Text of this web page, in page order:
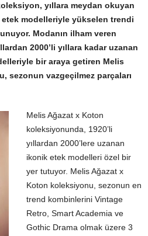
yıllara meydan okuyan
etek modelleriyle yükselen trendi
Modanın ilham veren
2000’li yıllara kadar uzanan
bir araya getiren Melis
sezonun vazgeçilmez parçaları
Melis Ağazat x Koton
koleksiyonunda, 1920’li
yıllardan 2000’lere uzanan
ikonik etek modelleri özel bir
yer tutuyor. Melis Ağazat x
Koton koleksiyonu, sezonun en
trend kombinlerini Vintage
Retro, Smart Academia ve
Gothic Drama olmak üzere 3